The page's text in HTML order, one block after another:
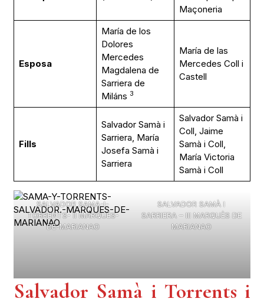
Maçoneria
Esposa
María de los
Dolores
Mercedes
Magdalena de
Sarriera de
Miláns 3
María de las
Mercedes Coll i
Castell
Fills
Salvador Samà i
Sarriera, María
Josefa Samà i
Sarriera
Salvador Samà i
Coll, Jaime
Samà i Coll,
María Victoria
Samà i Coll
SALVADOR SAMA-I-
TORRENTS- II MARQUÈS-
DE-MARIANAO
SALVADOR SAMÀ I
SARRIERA – III MARQUÈS DE
MARIANAO
Salvador Samà i Torrents i